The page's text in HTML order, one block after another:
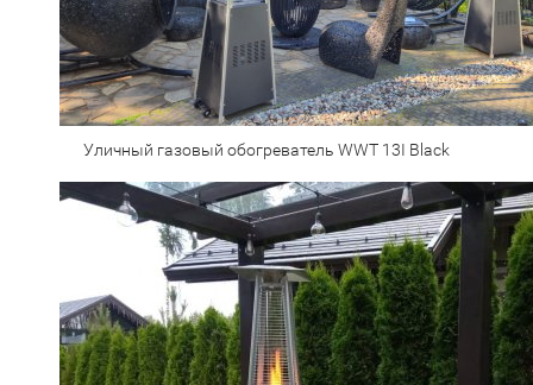
Уличный газовый обогреватель WWT 13I Black